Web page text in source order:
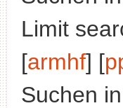
Limit
[armhf] [
Suchen in